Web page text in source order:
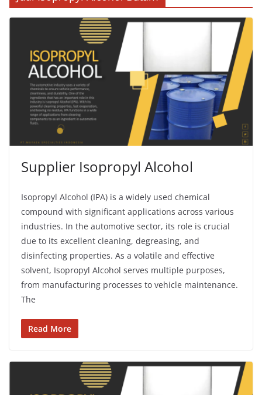
Supplier Isopropyl Alcohol
Isopropyl Alcohol (IPA) is a widely used chemical
compound with significant applications across various
industries. In the automotive sector, its role is crucial
due to its excellent cleaning, degreasing, and
disinfecting properties. As a volatile and effective
solvent, Isopropyl Alcohol serves multiple purposes,
from manufacturing processes to vehicle maintenance.
The
Read More